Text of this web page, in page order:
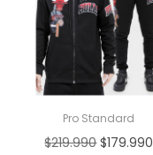
Pro Standard
$219.990 $179.990